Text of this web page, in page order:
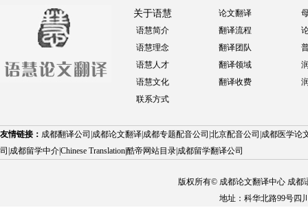
关于语慧
语慧简介
语慧理念
语慧人才
语慧文化
联系方式
论文翻译
翻译流程
翻译团队
翻译领域
翻译收费
友情链接： 成都翻译公司 成都论文翻译 成都专题配音公司 北京配音公司 成都医学论
司 成都留学中介Chinese Translation酷帝网站目录 成都留学翻译公司
版权所有© 成都论文翻译中心 成都
地址：科华北路99号四